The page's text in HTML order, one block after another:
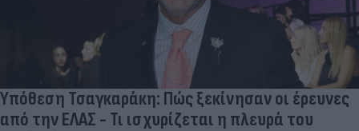
Υπόθεση Τσαγκαράκη: Πώς ξεκίνησαν οι έρευνες
από την ΕΛΑΣ - Τι ισχυρίζεται η πλευρά του